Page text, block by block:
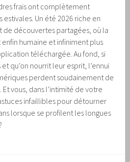
frais ont complètement
Un été 2026 riche en
de découvertes partagées, où la
humaine et infiniment plus
téléchargée. Au fond, si
qu’on nourrit leur esprit, l’ennui
perdent soudainement de
vous, dans l’intimité de votre
infaillibles pour détourner
lorsque se profilent les longues